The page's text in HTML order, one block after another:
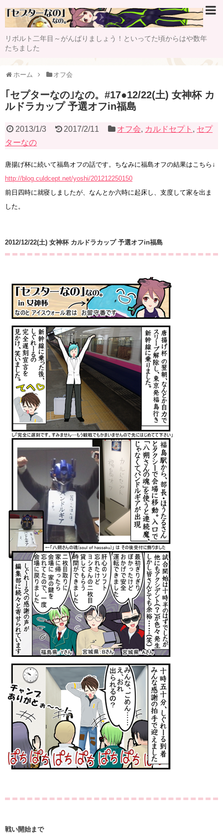
リボルト二年目～がんばりましょう！といってた頃からはや数年
たちました
ホーム オフ会
｢セプターなの｣なの。#17●12/22(土) 女神杯 カ
ルドラカップ 予選オフin福島
2013/1/3 2017/2/11 オフ会, カルドセプト , セプ
ターなの
唐揚げ杯に続いて福島オフの話です。ちなみに福島オフの結果はこちら↓
http://blog.culdcept.net/yoshi/201212250150
前日四時に就寝しましたが、なんとか六時に起床し、支度して家を出ま
した。
2012/12/22(土) 女神杯 カルドラカップ 予選オフin福島
戦い開始まで